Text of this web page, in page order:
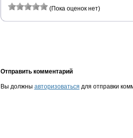
(Пока оценок нет)
Отправить комментарий
Вы должны авторизоваться для отправки